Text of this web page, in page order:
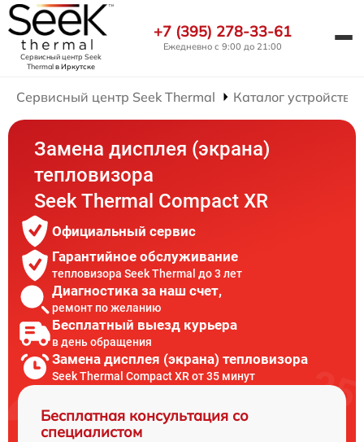
Сервисный центр Seek
Thermalв Иркутске
+7 (395) 278-33-61
Ежедневно с 9:00 до 21:00
Сервисный центр Seek Thermal Каталог устройств
Замена дисплея (экрана)
тепловизора
Seek Thermal Compact XR
Официальный сервис
Гарантийное обслуживание
тепловизора Seek Thermal до 3 лет
Диагностика за наш счет,
ремонт по желанию
Бесплатный выезд курьера
в день обращения
Замена дисплея (экрана) тепловизора
Seek Thermal Compact XR от 35 минут
Бесплатная консультация со
специалистом